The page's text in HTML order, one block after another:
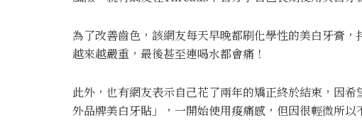
為了改善齒色，該網友每天早晚都刷化學性的美白牙膏
越來越嚴重，最後甚至連喝水都會痛！
此外，也有網友表示自己花了兩年的矯正終於結束，因
外品牌美白牙貼」，一開始使用痠痛感，但因很輕微所